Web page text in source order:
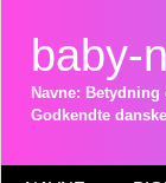
baby-
Navne:
Godkendte